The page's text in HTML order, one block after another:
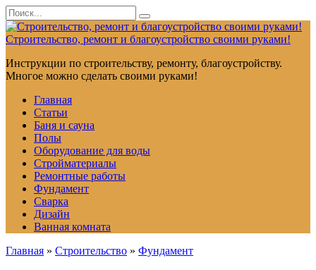
Перейти
к
контенту
Search
for:
Строительство, ремонт и благоустройство своими руками!
Инструкции по строительству, ремонту, благоустройству.
Многое можно сделать своими руками!
Главная
Статьи
Баня и сауна
Полы
Оборудование для воды
Стройматериалы
Ремонтные работы
Фундамент
Сварка
Дизайн
Ванная комната
Главная » Строительство » Фундамент